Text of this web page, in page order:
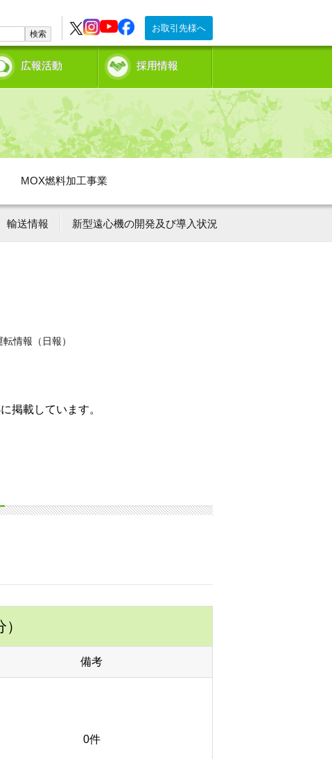
お取引先様へ
検索
広報活動 採用情報
MOX燃料加工事業
輸送情報 新型遠心機の開発及び導入状況
情報（日報）
掲載しています。
備考
0件